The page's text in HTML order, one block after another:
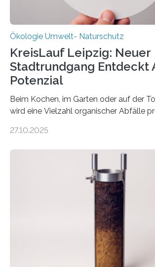
Ökologie Umwelt- Naturschutz
KreisLauf Leipzig: Neuer
Stadtrundgang Entdeckt
Potenzial
Beim Kochen, im Garten oder auf der
wird eine Vielzahl organischer Abfälle
Potenzial nur dann entfalten können,
Veränderung der Wirtschaft wichtig ist,
Deutschen
Stadtreinigung Leipzig konzipierte und
2025 offiziell eingeweihte Stadtrundgang
ist ab sofort im Leipziger Stadtgebiet…
27.10.2025